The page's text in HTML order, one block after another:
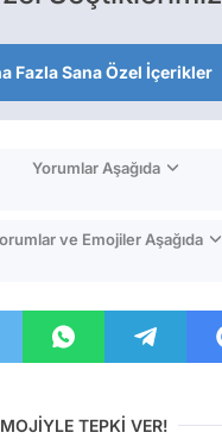
Fazla Sana Özel İçerikler
Yorumlar Aşağıda
ve Emojiler Aşağıda
TEPKİ VER!